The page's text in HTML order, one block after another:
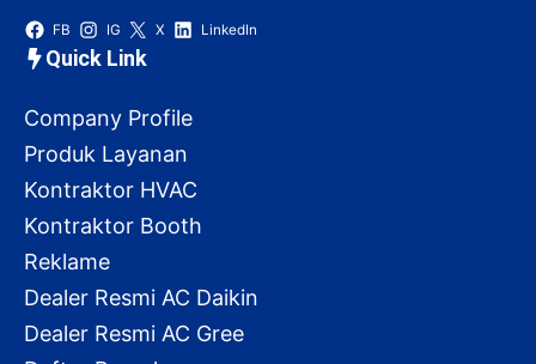
FB IG X LinkedIn
Quick Link
Company Profile
Produk Layanan
Kontraktor HVAC
Kontraktor Booth
Reklame
Dealer Resmi AC Daikin
Dealer Resmi AC Gree